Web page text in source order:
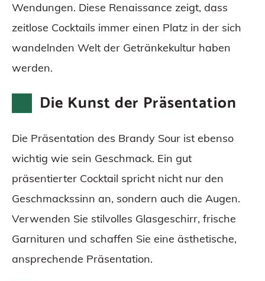
Wendungen. Diese Renaissance zeigt, dass
zeitlose Cocktails immer einen Platz in der sich
wandelnden Welt der Getränkekultur haben
werden.
Die Kunst der Präsentation
Die Präsentation des Brandy Sour ist ebenso
wichtig wie sein Geschmack. Ein gut
präsentierter Cocktail spricht nicht nur den
Geschmackssinn an, sondern auch die Augen.
Verwenden Sie stilvolles Glasgeschirr, frische
Garnituren und schaffen Sie eine ästhetische,
ansprechende Präsentation.